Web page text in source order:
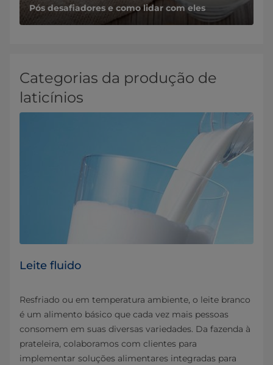
Pós desafiadores e como lidar com eles
Categorias da produção de
laticínios
Leite fluido
Resfriado ou em temperatura ambiente, o leite branco
é um alimento básico que cada vez mais pessoas
consomem em suas diversas variedades. Da fazenda à
prateleira, colaboramos com clientes para
implementar soluções alimentares integradas para